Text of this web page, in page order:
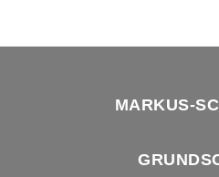
MARKUS-